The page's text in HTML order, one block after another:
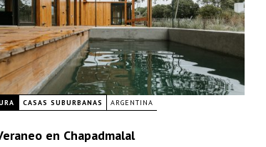
CASAS SUBURBANAS ARGENTINA
en Chapadmalal